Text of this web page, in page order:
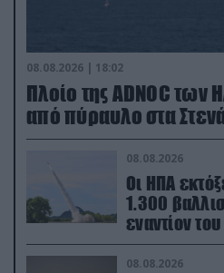
08.08.2026 | 18:02
Πλοίο της ADNOC των
από πύραυλο στα
08.08.2026
Οι ΗΠΑ
1.300
εναντίον
διάρκεια
08.08.2026